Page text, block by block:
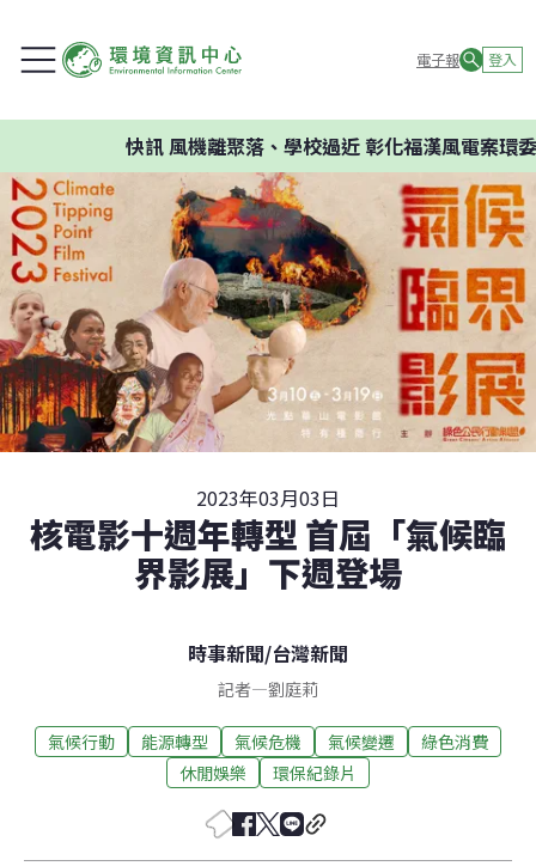
電子報 登入
風機離聚落、學校過近 彰化福漢風電案環委建
2023年03月03日
核電影十週年轉型 首屆「氣候臨
界影展」下週登場
時事新聞/台灣新聞
記者—劉庭莉
氣候行動 能源轉型 氣候危機 氣候變遷
綠色消費
休閒娛樂
環保紀錄片